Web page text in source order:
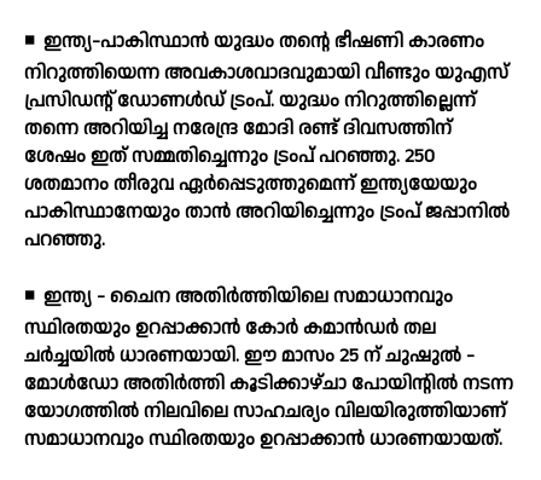
◾ ഇന്ത്യ-പാകിസ്ഥാന്‍ യുദ്ധം തന്റെ ഭീഷണി കാരണം
നിറുത്തിയെന്ന അവകാശവാദവുമായി വീണ്ടും യുഎസ്
പ്രസിഡന്റ് ഡോണള്‍ഡ് ട്രംപ്. യുദ്ധം നിറുത്തില്ലെന്ന്
തന്നെ അറിയിച്ച നരേന്ദ്ര മോദി രണ്ട് ദിവസത്തിന്
ശേഷം ഇത് സമ്മതിച്ചെന്നും ട്രംപ് പറഞ്ഞു. 250
ശതമാനം തീരുവ ഏര്‍പ്പെടുത്തുമെന്ന് ഇന്ത്യയേയും
പാകിസ്ഥാനേയും താന്‍ അറിയിച്ചെന്നും ട്രംപ് ജപ്പാനില്‍
പറഞ്ഞു.
◾ ഇന്ത്യ - ചൈന അതിര്‍ത്തിയിലെ സമാധാനവും
സ്ഥിരതയും ഉറപ്പാക്കാന്‍ കോര്‍ കമാന്‍ഡര്‍ തല
ചര്‍ച്ചയില്‍ ധാരണയായി. ഈ മാസം 25 ന് ചുഷുല്‍ -
മോള്‍ഡോ അതിര്‍ത്തി കൂടിക്കാഴ്ചാ പോയിന്റില്‍ നടന്ന
യോഗത്തില്‍ നിലവിലെ സാഹചര്യം വിലയിരുത്തിയാണ്
സമാധാനവും സ്ഥിരതയും ഉറപ്പാക്കാന്‍ ധാരണയായത്.